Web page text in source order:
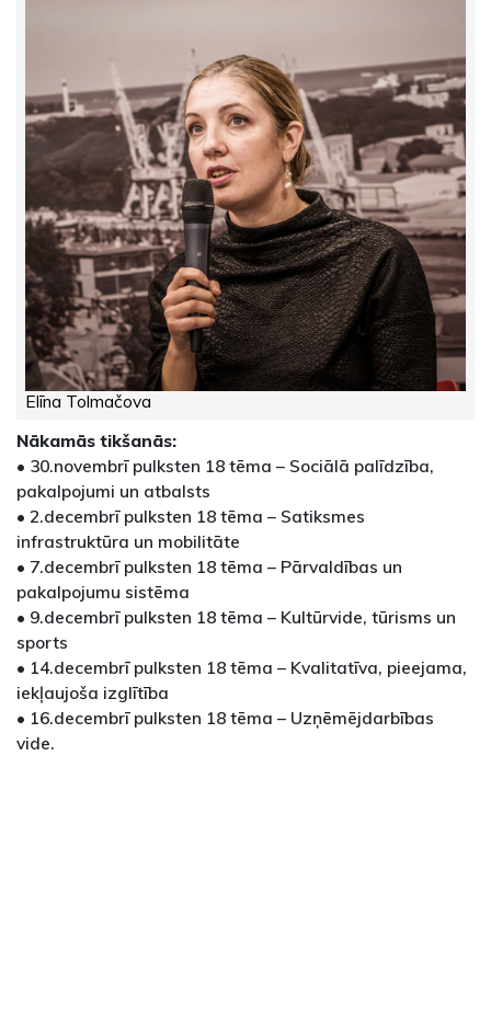
Elīna Tolmačova
Nākamās tikšanās:
• 30.novembrī pulksten 18 tēma – Sociālā palīdzība,
pakalpojumi un atbalsts
• 2.decembrī pulksten 18 tēma – Satiksmes
infrastruktūra un mobilitāte
• 7.decembrī pulksten 18 tēma – Pārvaldības un
pakalpojumu sistēma
• 9.decembrī pulksten 18 tēma – Kultūrvide, tūrisms un
sports
• 14.decembrī pulksten 18 tēma – Kvalitatīva, pieejama,
iekļaujoša izglītība
• 16.decembrī pulksten 18 tēma – Uzņēmējdarbības
vide.